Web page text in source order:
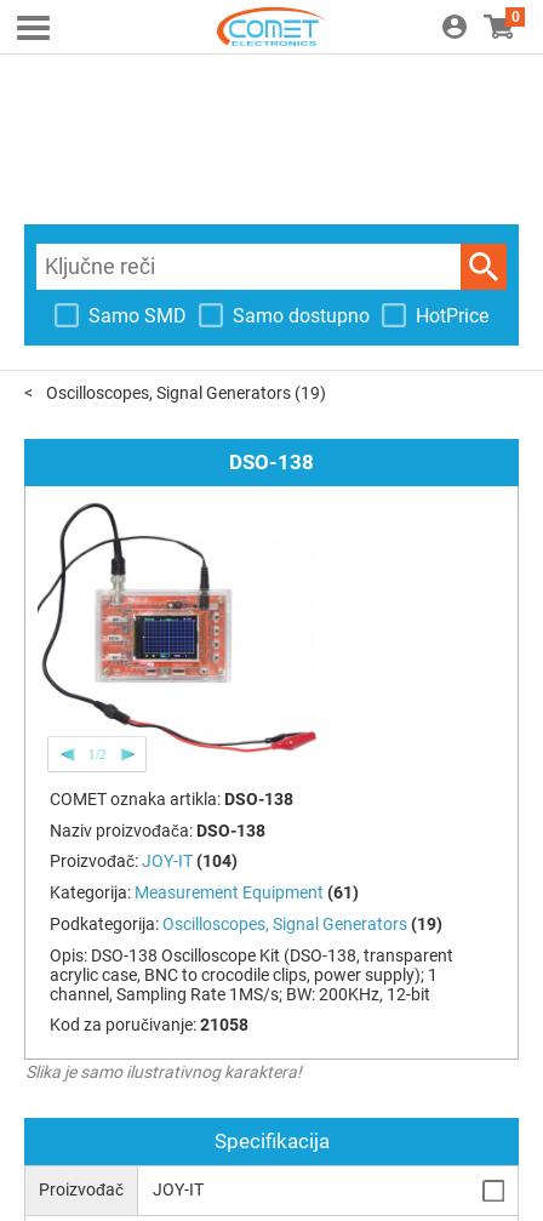
0
Samo SMD Samo dostupno HotPrice
Oscilloscopes, Signal Generators (19)
DSO-138
1/2
COMET oznaka artikla: DSO-138
Naziv proizvođača: DSO-138
Proizvođač:JOY-IT (104)
Kategorija: Measurement Equipment (61)
Podkategorija:Oscilloscopes, Signal Generators (19)
Opis: DSO-138 Oscilloscope Kit (DSO-138, transparent
acrylic case, BNC to crocodile clips, power supply); 1
channel, Sampling Rate 1MS/s; BW: 200KHz, 12-bit
Kod za poručivanje:21058
Slika je samo ilustrativnog karaktera!
Specifikacija
Proizvođač JOY-IT